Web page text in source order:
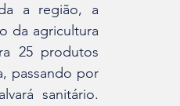
a região, a
da agricultura
25 produtos
passando por
sanitário.